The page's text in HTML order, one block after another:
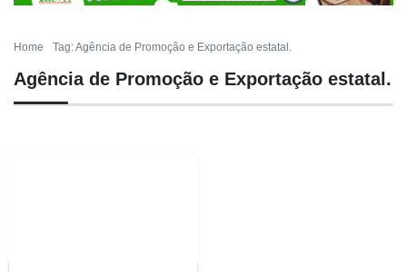
Home Tag: Agência de Promoção e Exportação estatal.
Agência de Promoção e Exportação estatal.